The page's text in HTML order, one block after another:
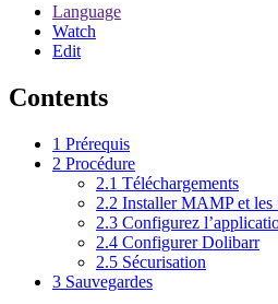
Language
Watch
Edit
Contents
1 Prérequis
2 Procédure
2.1 Téléchargements
2.2 Installer MAMP et
2.3 Configurez
2.4 Configurer Dolibarr
2.5 Sécurisation
3 Sauvegardes